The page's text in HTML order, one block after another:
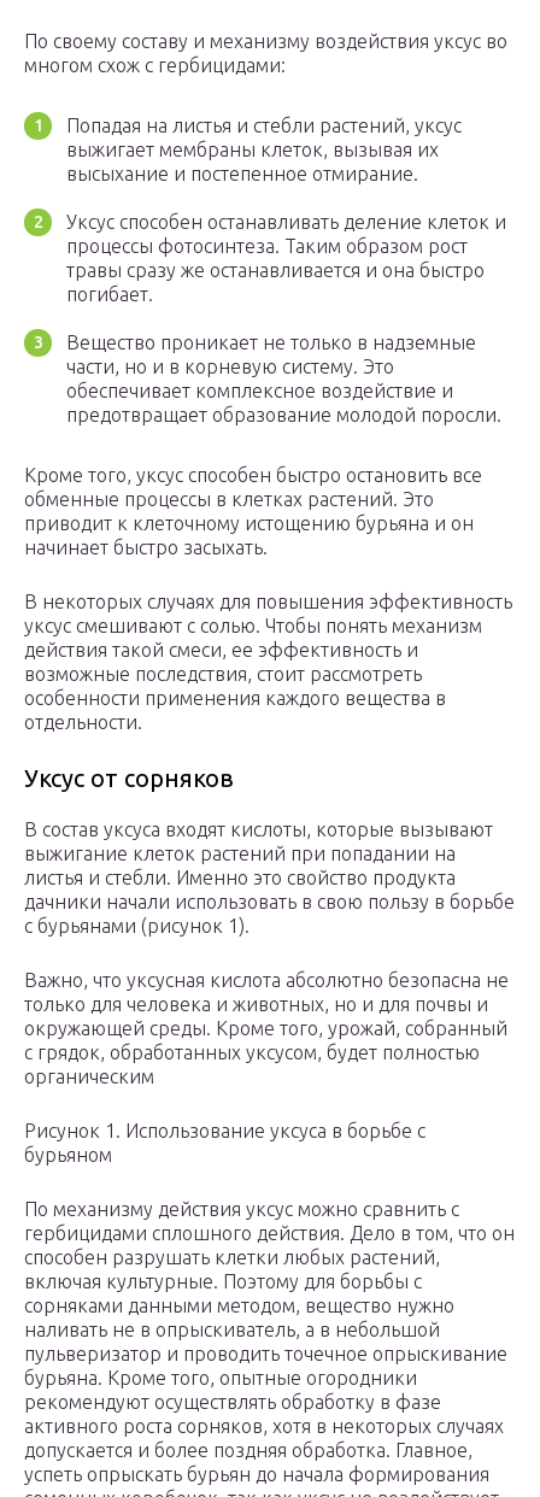
По своему составу и механизму воздействия уксус во
многом схож с гербицидами:
Попадая на листья и стебли растений, уксус
выжигает мембраны клеток, вызывая их
высыхание и постепенное отмирание.
Уксус способен останавливать деление клеток и
процессы фотосинтеза. Таким образом рост
травы сразу же останавливается и она быстро
погибает.
Вещество проникает не только в надземные
части, но и в корневую систему. Это
обеспечивает комплексное воздействие и
предотвращает образование молодой поросли.
Кроме того, уксус способен быстро остановить все
обменные процессы в клетках растений. Это
приводит к клеточному истощению бурьяна и он
начинает быстро засыхать.
В некоторых случаях для повышения эффективность
уксус смешивают с солью. Чтобы понять механизм
действия такой смеси, ее эффективность и
возможные последствия, стоит рассмотреть
особенности применения каждого вещества в
отдельности.
Уксус от сорняков
В состав уксуса входят кислоты, которые вызывают
выжигание клеток растений при попадании на
листья и стебли. Именно это свойство продукта
дачники начали использовать в свою пользу в борьбе
с бурьянами (рисунок 1).
Важно, что уксусная кислота абсолютно безопасна не
только для человека и животных, но и для почвы и
окружающей среды. Кроме того, урожай, собранный
с грядок, обработанных уксусом, будет полностью
органическим
Рисунок 1. Использование уксуса в борьбе с
бурьяном
По механизму действия уксус можно сравнить с
гербицидами сплошного действия. Дело в том, что он
способен разрушать клетки любых растений,
включая культурные. Поэтому для борьбы с
сорняками данными методом, вещество нужно
наливать не в опрыскиватель, а в небольшой
пульверизатор и проводить точечное опрыскивание
бурьяна. Кроме того, опытные огородники
рекомендуют осуществлять обработку в фазе
активного роста сорняков, хотя в некоторых случаях
допускается и более поздняя обработка. Главное,
успеть опрыскать бурьян до начала формирования